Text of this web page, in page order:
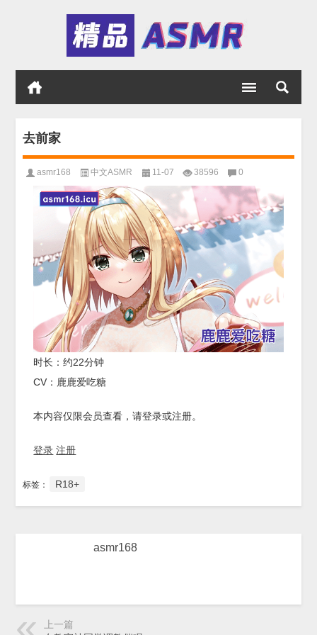
去前家
asmr168 中文ASMR 11-07 38596 0
时长：约22分钟
CV：鹿鹿爱吃糖
本内容仅限会员查看，请登录或注册。
登录 注册
标签： R18+
asmr168
上一篇